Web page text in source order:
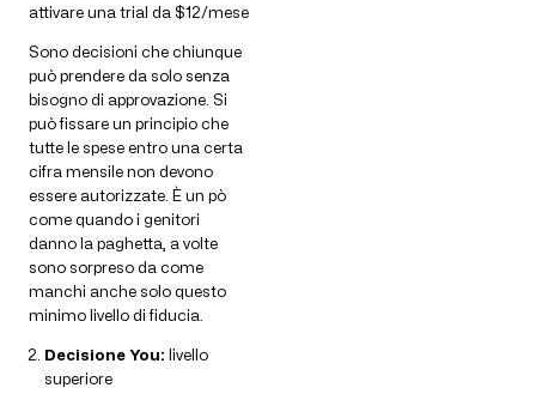
attivare una trial da $12/mese
Sono decisioni che chiunque
può prendere da solo senza
bisogno di approvazione. Si
può fissare un principio che
tutte le spese entro una certa
cifra mensile non devono
essere autorizzate. È un pò
come quando i genitori
danno la paghetta, a volte
sono sorpreso da come
manchi anche solo questo
minimo livello di fiducia.
Decisione You: livello
superiore